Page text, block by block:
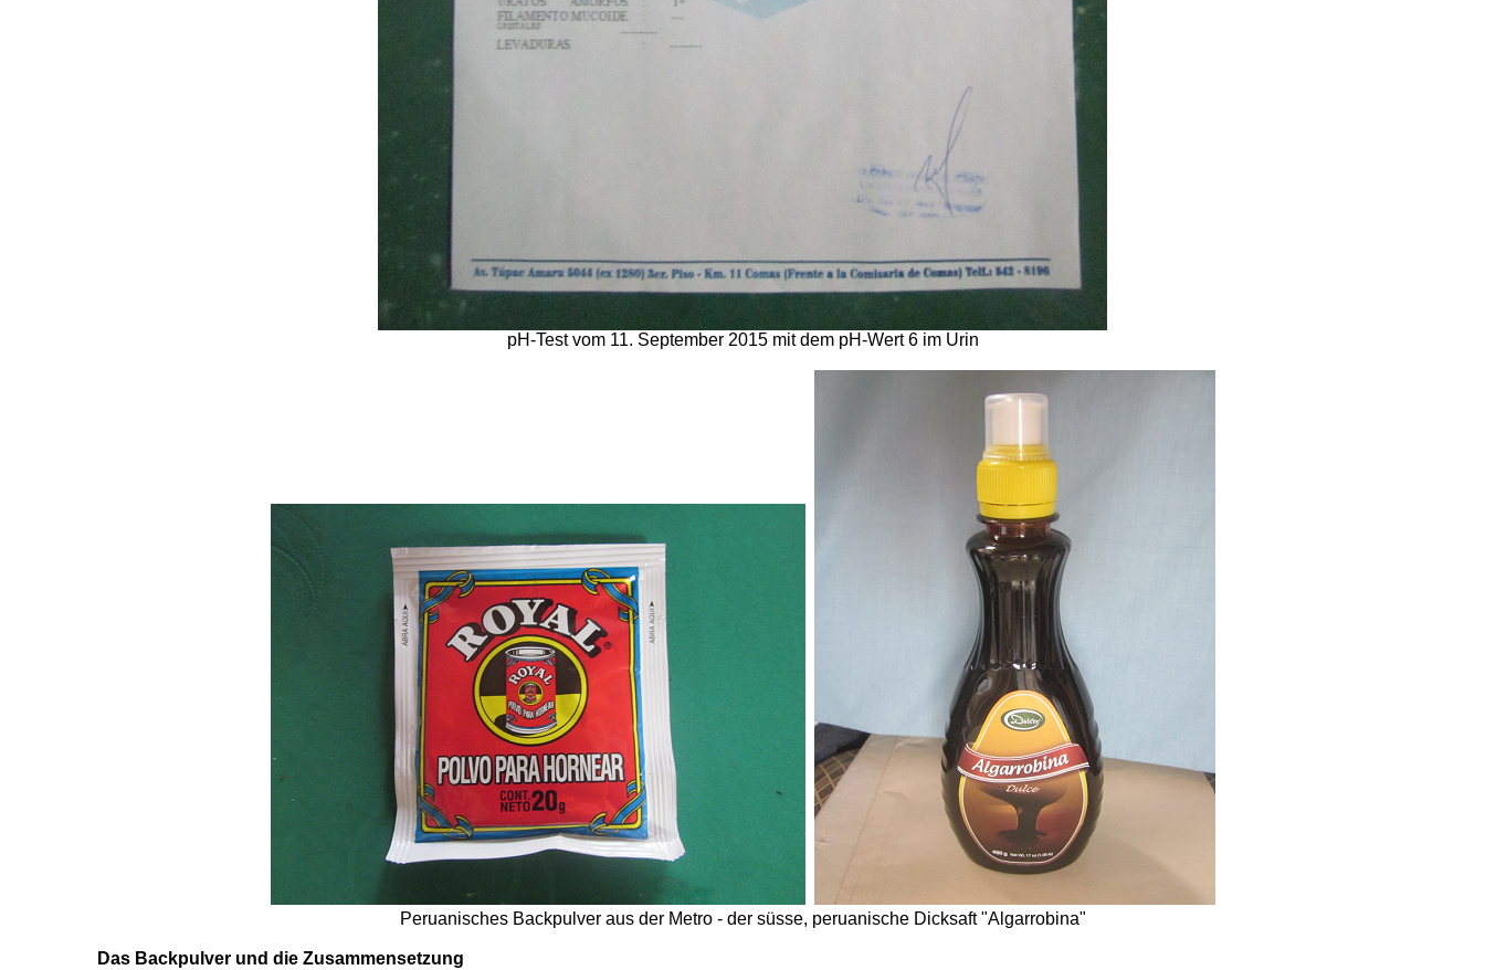
pH-Test vom 11. September 2015 mit dem pH-Wert 6 im Urin
Peruanisches Backpulver aus der Metro - der süsse, peruanische Dicksaft "Algarrobina"
Das Backpulver und die Zusammensetzung